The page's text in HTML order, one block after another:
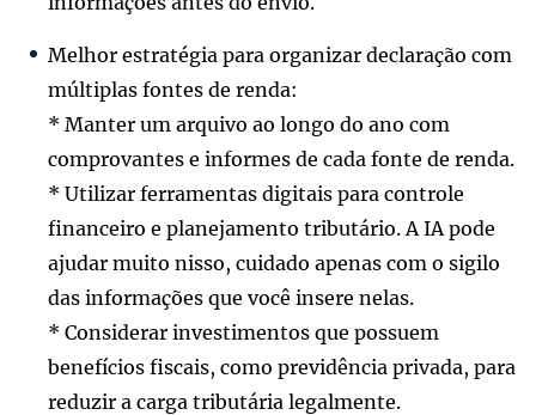
Melhor estratégia para organizar declaração com
múltiplas fontes de renda:
* Manter um arquivo ao longo do ano com
comprovantes e informes de cada fonte de renda.
* Utilizar ferramentas digitais para controle
financeiro e planejamento tributário. A IA pode
ajudar muito nisso, cuidado apenas com o sigilo
das informações que você insere nelas.
* Considerar investimentos que possuem
benefícios fiscais, como previdência privada, para
reduzir a carga tributária legalmente.